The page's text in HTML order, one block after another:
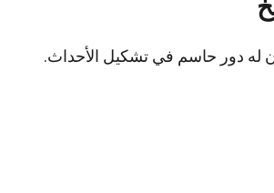
له دور حاسم في تشكيل الأحداث.